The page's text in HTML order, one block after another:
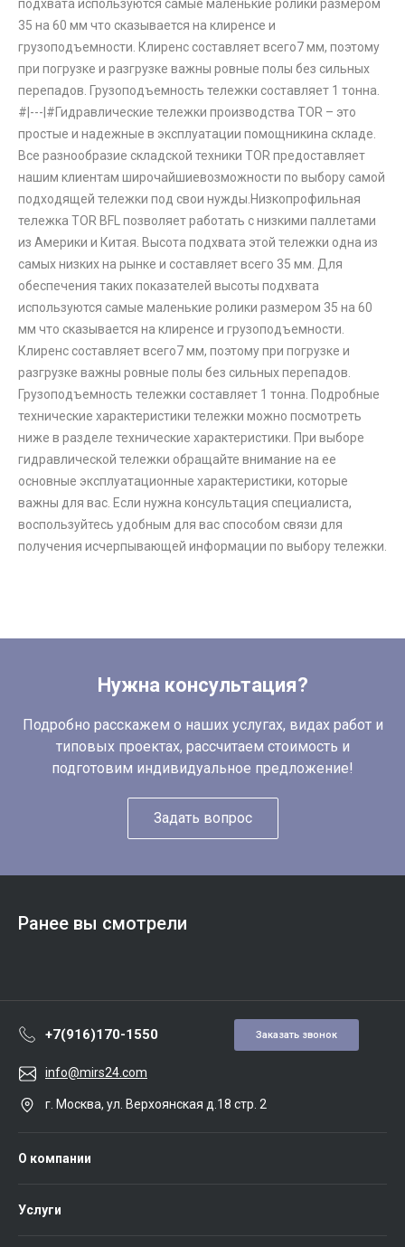
подхвата используются самые маленькие ролики размером
35 на 60 мм что сказывается на клиренсе и
грузоподъемности. Клиренс составляет всего7 мм, поэтому
при погрузке и разгрузке важны ровные полы без сильных
перепадов. Грузоподъемность тележки составляет 1 тонна.
#|---|#Гидравлические тележки производства TOR – это
простые и надежные в эксплуатации помощникина складе.
Все разнообразие складской техники TOR предоставляет
нашим клиентам широчайшиевозможности по выбору самой
подходящей тележки под свои нужды.Низкопрофильная
тележка TOR BFL позволяет работать с низкими паллетами
из Америки и Китая. Высота подхвата этой тележки одна из
самых низких на рынке и составляет всего 35 мм. Для
обеспечения таких показателей высоты подхвата
используются самые маленькие ролики размером 35 на 60
мм что сказывается на клиренсе и грузоподъемности.
Клиренс составляет всего7 мм, поэтому при погрузке и
разгрузке важны ровные полы без сильных перепадов.
Грузоподъемность тележки составляет 1 тонна. Подробные
технические характеристики тележки можно посмотреть
ниже в разделе технические характеристики. При выборе
гидравлической тележки обращайте внимание на ее
основные эксплуатационные характеристики, которые
важны для вас. Если нужна консультация специалиста,
воспользуйтесь удобным для вас способом связи для
получения исчерпывающей информации по выбору тележки.
Нужна консультация?
Подробно расскажем о наших услугах, видах работ и
типовых проектах, рассчитаем стоимость и
подготовим индивидуальное предложение!
Задать вопрос
Ранее вы смотрели
+7(916)170-1550 Заказать звонок
info@mirs24.com
г. Москва, ул. Верхоянская д.18 стр. 2
О компании
Услуги